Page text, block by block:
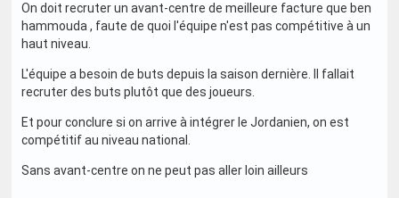
On doit recruter un avant-centre de meilleure facture que ben
hammouda , faute de quoi l'équipe n'est pas compétitive à un
haut niveau.
L'équipe a besoin de buts depuis la saison dernière. Il fallait
recruter des buts plutôt que des joueurs.
Et pour conclure si on arrive à intégrer le Jordanien, on est
compétitif au niveau national.
Sans avant-centre on ne peut pas aller loin ailleurs